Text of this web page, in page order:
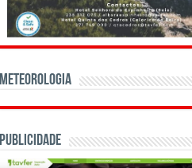
Meteorologia
Publicidade